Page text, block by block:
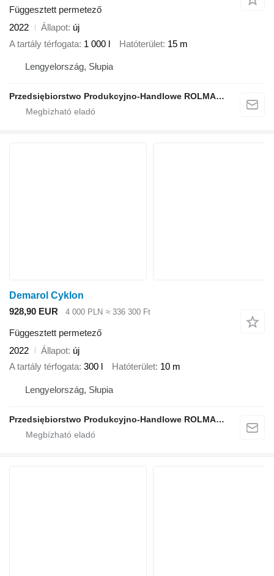
Függesztett permetező
2022
Állapot új
A tartály térfogata 1 000 l Hatóterület 15 m
Lengyelország, Słupia
Przedsiębiorstwo Produkcyjno-Handlowe ROLMAPOL Marcin Dziekan
Demarol Cyklon
928,90 EUR
4 000 PLN ≈ 336 300 Ft
Függesztett permetező
2022
Állapot új
A tartály térfogata 300 l Hatóterület 10 m
Lengyelország, Słupia
Przedsiębiorstwo Produkcyjno-Handlowe ROLMAPOL Marcin Dziekan